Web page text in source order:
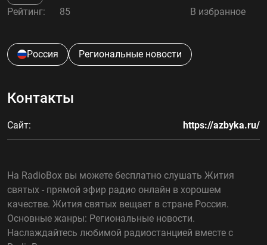
Добавить радиостанцию
Конфиденциальность
Рейтинг: 85 В избранное
Россия Региональные новости
Контакты
Сайт: https://azbyka.ru/
На RadioBox вы можете бесплатно слушать Жития
святых - прямой эфир радио онлайн в хорошем
качестве. Жития святых вещает в стране Россия.
Основные жанры: Региональные новости.
Наслаждайтесь любимой радиостанцией вместе с